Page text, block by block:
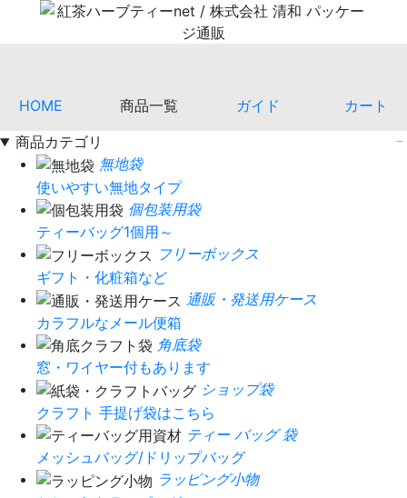
HOME 商品一覧 ガイド
カート
商品カテゴリ
無地袋
使いやすい無地タイプ
個包装用袋
ティーバッグ1個用～
フリーボックス
ギフト・化粧箱など
通販・発送用ケース
カラフルなメール便箱
角底袋
窓・ワイヤー付もあります
ショップ袋
クラフト 手提げ袋はこちら
ティー バッグ 袋
メッシュバッグ/ドリップバッグ
ラッピング小物